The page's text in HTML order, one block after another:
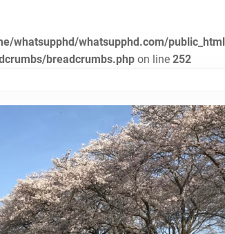
whatsupphd/whatsupphd.com/
breadcrumbs.php on line 252